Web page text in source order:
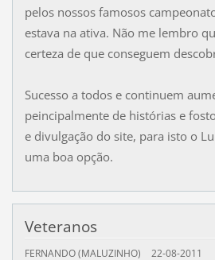
pelos nossos famosos
estava na ativa. Não me lembro
certeza de que conseguem
Sucesso a todos e continuem
peincipalmente de histórias e
e divulgação do site, para isto o
uma boa opção.
Veteranos
FERNANDO (MALUZINHO) 22-08-2011